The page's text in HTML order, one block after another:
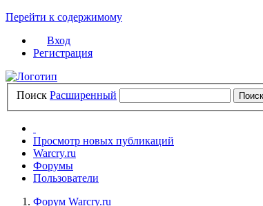
Перейти к содержимому
Вход
Регистрация
Поиск Расширенный
Просмотр новых публикаций
Warcry.ru
Форумы
Пользователи
Форум Warcry.ru